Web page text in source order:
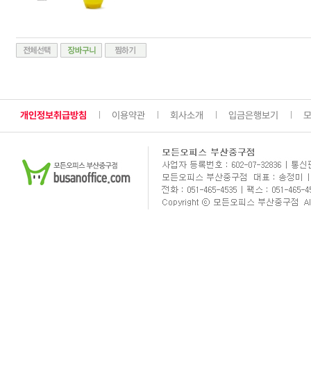
개인정보취급방침 이용약관 회사소개 입금은행보기